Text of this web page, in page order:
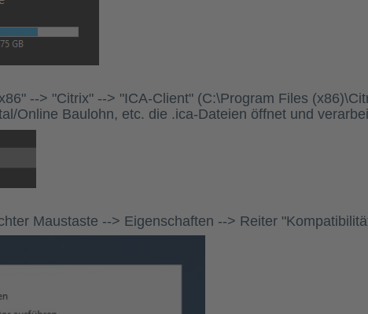
--> "Citrix" --> "ICA-Client" (C:\Program Files
Online Baulohn, etc. die .ica-Dateien öffnet und
Maustaste --> Eigenschaften --> Reiter